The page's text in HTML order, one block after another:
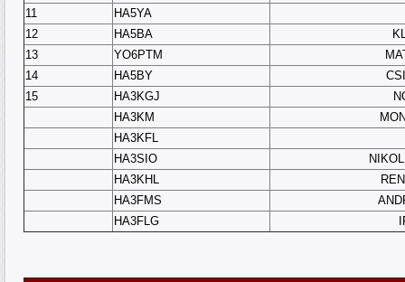
11
HA5YA
12
HA5BA
13
YO6PTM
14
HA5BY
15
HA3KGJ
HA3KM
HA3KFL
HA3SIO
HA3KHL
HA3FMS
HA3FLG